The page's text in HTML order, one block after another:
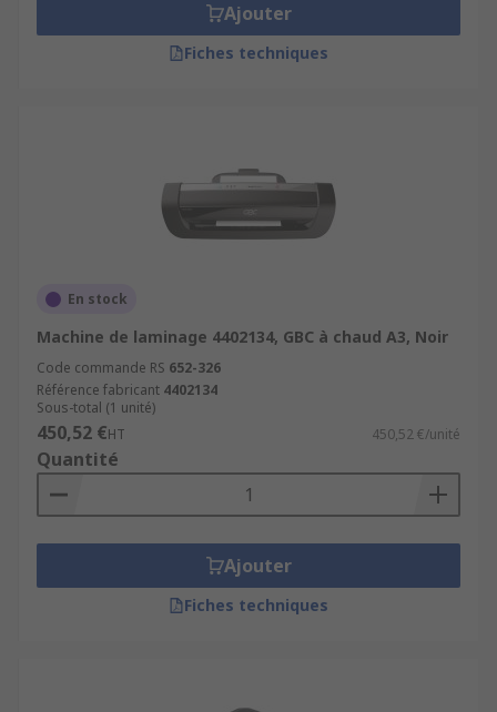
Ajouter
Fiches techniques
En stock
Machine de laminage 4402134, GBC à chaud A3, Noir
Code commande RS 652-326
Référence fabricant 4402134
Sous-total (1 unité)
450,52 €HT 450,52 €/unité
Quantité
Ajouter
Fiches techniques